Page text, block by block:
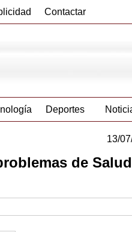
Contactar
Deportes
13/
de Salud